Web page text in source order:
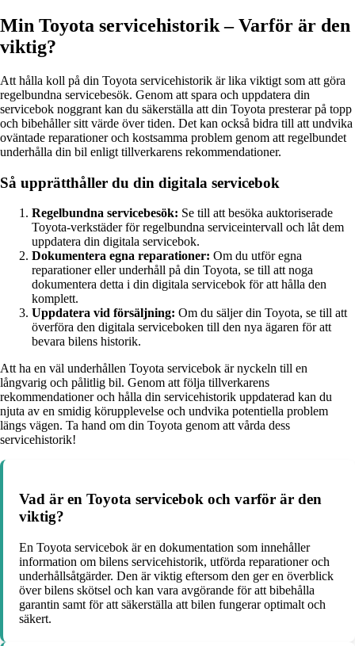
Min Toyota servicehistorik – Varför är den
viktig?
Att hålla koll på din Toyota servicehistorik är lika viktigt som att göra
regelbundna servicebesök. Genom att spara och uppdatera din
servicebok noggrant kan du säkerställa att din Toyota presterar på topp
och bibehåller sitt värde över tiden. Det kan också bidra till att undvika
oväntade reparationer och kostsamma problem genom att regelbundet
underhålla din bil enligt tillverkarens rekommendationer.
Så upprätthåller du din digitala servicebok
Regelbundna servicebesök: Se till att besöka auktoriserade
Toyota-verkstäder för regelbundna serviceintervall och låt dem
uppdatera din digitala servicebok.
Dokumentera egna reparationer: Om du utför egna
reparationer eller underhåll på din Toyota, se till att noga
dokumentera detta i din digitala servicebok för att hålla den
komplett.
Uppdatera vid försäljning: Om du säljer din Toyota, se till att
överföra den digitala serviceboken till den nya ägaren för att
bevara bilens historik.
Att ha en väl underhållen Toyota servicebok är nyckeln till en
långvarig och pålitlig bil. Genom att följa tillverkarens
rekommendationer och hålla din servicehistorik uppdaterad kan du
njuta av en smidig körupplevelse och undvika potentiella problem
längs vägen. Ta hand om din Toyota genom att vårda dess
servicehistorik!
Vad är en Toyota servicebok och varför är den
viktig?
En Toyota servicebok är en dokumentation som innehåller
information om bilens servicehistorik, utförda reparationer och
underhållsåtgärder. Den är viktig eftersom den ger en överblick
över bilens skötsel och kan vara avgörande för att bibehålla
garantin samt för att säkerställa att bilen fungerar optimalt och
säkert.